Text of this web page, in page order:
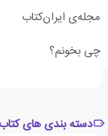
مجله‌ی ایران‌کتاب
چی بخونم؟
● ابزارهایی را
نوآوری شما ارائه می‌کند.
این کتاب کتابی
دسته بندی های